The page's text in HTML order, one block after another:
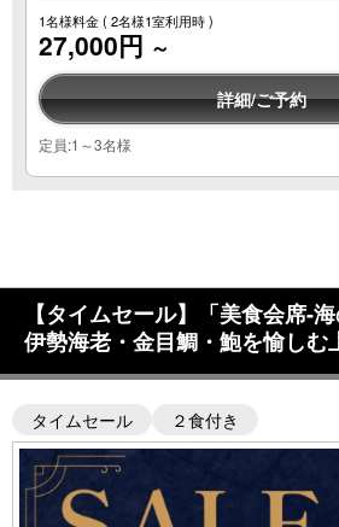
1名様料金( 2名様1室利用時 )
27,000円 ～
詳細/ご予約
定員:1～3名様
【タイムセール】「美食会席-
伊勢海老・金目鯛・鮑を愉しむ
タイムセール ２食付き